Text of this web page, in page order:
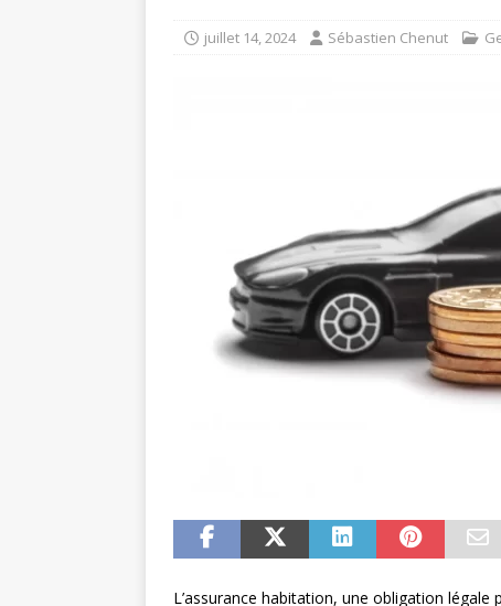
juillet 14, 2024 Sébastien Chenut
L’assurance habitation, une obligation